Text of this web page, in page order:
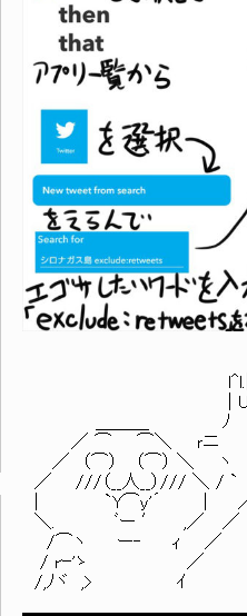
l^l.| | /
| U ﾚ'/
＿＿＿ ﾉ
／ ⌒ ⌒＼ ｒ
／ （⌒） （⌒） ＼ ヽ
／ ///（__人__）/// ＼ / `
| `Y⌒y'´ | ／ 『シロ
＼. ﾞー ′ ,／ ／ 頒
/⌒ヽ ー‐ ｨ ／ 二日目
/ rｰ'ゝ ／ よろし
/,ﾉヾ ,> ｲ